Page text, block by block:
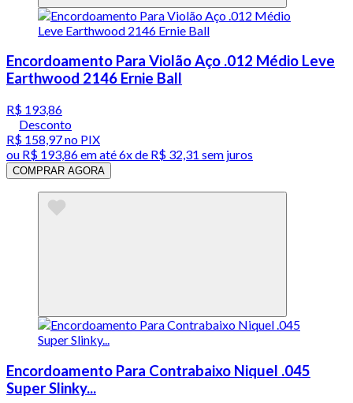
Encordoamento Para Violão Aço .012 Médio Leve
Earthwood 2146 Ernie Ball
R$ 193,86
Desconto
R$ 158,97no PIX
ou R$ 193,86em até6x de R$ 32,31 sem juros
COMPRAR AGORA
Encordoamento Para Contrabaixo Niquel .045
Super Slinky...